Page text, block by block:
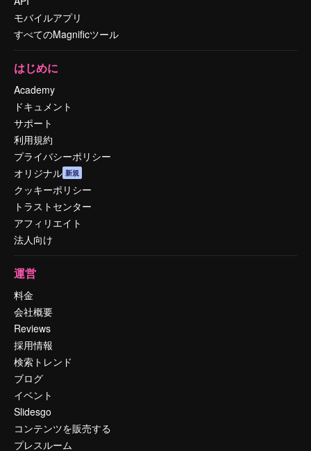
モバイルアプリ
すべてのMagnificツール
はじめに
Academy
ドキュメント
サポート
利用規約
プライバシーポリシー
オリジナル 新規
クッキーポリシー
トラストセンター
アフィリエイト
法人向け
運営
料金
会社概要
Reviews
採用情報
検索トレンド
ブログ
イベント
Slidesgo
コンテンツを販売する
プレスルーム